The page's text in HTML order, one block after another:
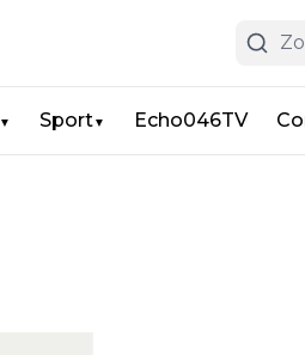
▼ Sport▼ Echo046TV